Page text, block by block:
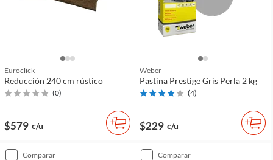
Euroclick
Reducción 240 cm rústico
(0)
$579 c/u
Weber
Pastina Prestige Gris Perla 2 kg
(4)
$229 c/u
comparar comparar